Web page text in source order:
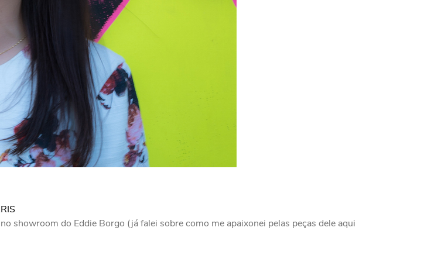
showroom do Eddie Borgo (já falei sobre como me apaixonei pelas peças dele aqui